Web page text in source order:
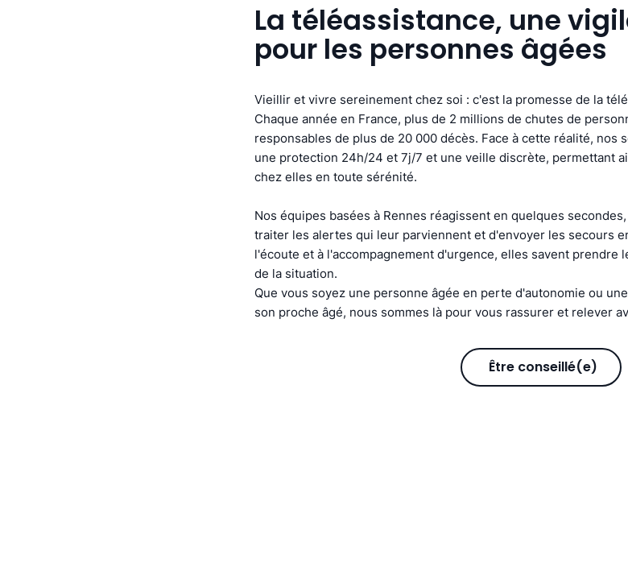
La téléassistance, une
pour les personnes âgées
Vieillir et vivre sereinement chez soi : c'est la promesse de la
Chaque année en France, plus de 2 millions de chutes de
responsables de plus de 20 000 décès. Face à cette réalité, nos
une protection 24h/24 et 7j/7 et une veille discrète, permettant
chez elles en toute sérénité.​
Nos équipes basées à Rennes réagissent en quelques
traiter les alertes qui leur parviennent et d'envoyer les secours
l'écoute et à l'accompagnement d'urgence, elles savent prendre
de la situation.
Que vous soyez une personne âgée en perte d'autonomie ou
son proche âgé, nous sommes là pour vous rassurer et relever
Être conseillé(e)